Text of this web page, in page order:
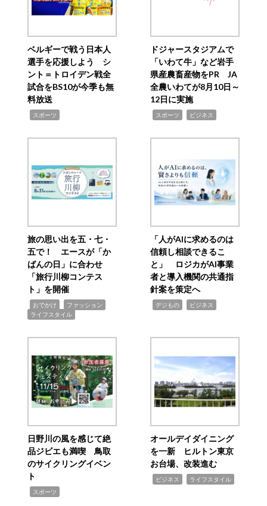
ベルギーで戦う日本人
選手を応援しよう シ
ント＝トロイデン戦全
試合をBS10が今季も無
料放送
スポーツ
ドジャースタジアムで
「いわて牛」など岩手
県産農畜産物をPR JA
全農いわてが8月10日～
12日に実施
スポーツ ビジネス
旅の思い出を五・七・
五で！ エースが「か
ばんの日」に合わせ
「旅行川柳コンテス
ト」を開催
おでかけ ファッション
ライフスタイル
「人がAIに求めるのは
信頼し相談できるこ
と」 ロジカがAI事業
者と導入機関の共通指
針案を策定へ
デジもの ビジネス
日野川の風を感じて絶
品ジビエも満喫 鳥取
のサイクリングイベン
ト
スポーツ
オールデイダイニング
を一新 ヒルトン東京
お台場、改装進む
ビジネス ライフスタイル